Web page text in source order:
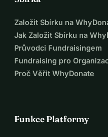
Založit Sbírku na
Jak Založit Sbírku na
Průvodci Fundraisingem
Fundraising pro
Proč Věřit WhyDonate
Funkce Platformy